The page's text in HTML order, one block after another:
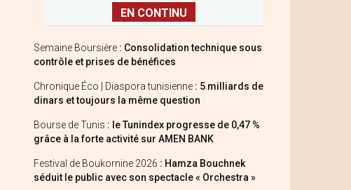
EN CONTINU
Semaine Boursière : Consolidation technique sous
contrôle et prises de bénéfices
Chronique Éco | Diaspora tunisienne : 5 milliards de
dinars et toujours la même question
Bourse de Tunis : le Tunindex progresse de 0,47 %
grâce à la forte activité sur AMEN BANK
Festival de Boukornine 2026 : Hamza Bouchnek
séduit le public avec son spectacle « Orchestra »